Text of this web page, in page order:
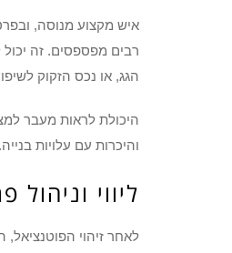
איש מקצוע מנוסה,
רבים מפספסים. זה יכול
הגג, או נכס הזקוק
היכולת לראות מעבר
והיכרות עם עלויות
ליווי
לאחר זיהוי